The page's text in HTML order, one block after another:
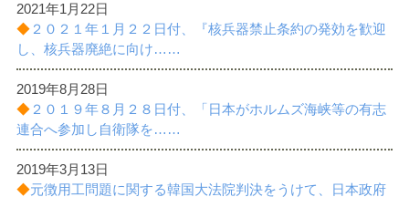
2021年1月22日
◆ ２０２１年１月２２日付、『核兵器禁止条約の発効を歓迎
し、核兵器廃絶に向け……
2019年8月28日
◆ ２０１９年８月２８日付、「日本がホルムズ海峡等の有志
連合へ参加し自衛隊を……
2019年3月13日
◆元徴用工問題に関する韓国大法院判決をうけて、日本政府